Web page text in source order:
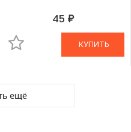
45 руб.В КОРЗИНЕ
КУПИТЬ
ещё